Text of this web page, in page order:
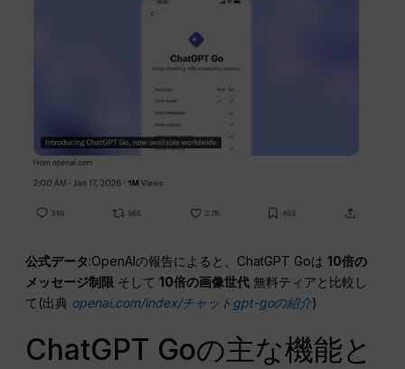
公式データ:OpenAIの報告によると、ChatGPT Goは10倍の
メッセージ制限 そして10倍の画像世代 無料ティアと比較し
て(出典 openai.com/index/チャットgpt-goの紹介)
ChatGPT Goの主な機能と